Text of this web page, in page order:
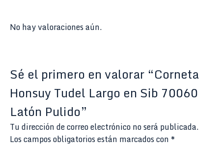
No hay valoraciones aún.
Sé el primero en valorar “Corneta
Honsuy Tudel Largo en Sib 70060
Latón Pulido”
Tu dirección de correo electrónico no será publicada.
Los campos obligatorios están marcados con *